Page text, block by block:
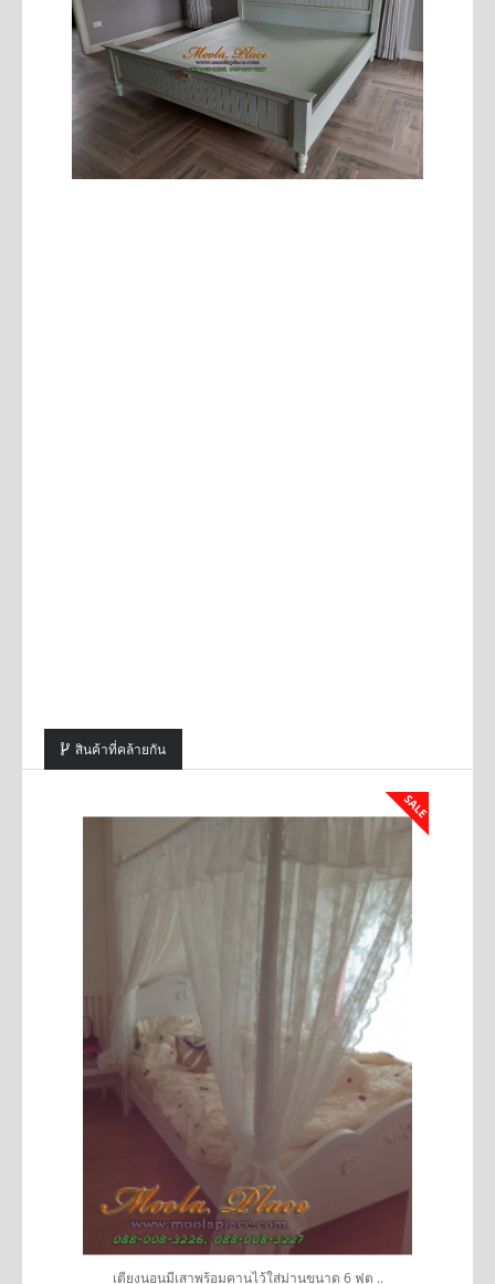
สินค้าที่คล้ายกัน
SALE
เตียงนอนมีเสาพร้อมคานไว้ใส่ม่านขนาด 6 ฟุต ..